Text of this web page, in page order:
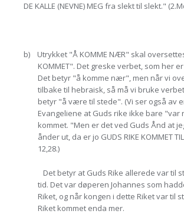
DE KALLE (NEVNE) MEG fra slekt til slekt."
b) Utrykket "Å KOMME NÆR" skal
KOMMET". Det greske verbet, som her
Det betyr "å komme nær", men når vi
tilbake til hebraisk, så må vi bruke
betyr "å være til stede". (Vi ser også av
Evangeliene at Guds rike ikke bare
kommet. "Men er det ved Guds Ånd at
ånder ut, da er jo GUDS RIKE KOMMET
12,28.)
Det betyr at Guds Rike allerede var til
tid. Det var døperen Johannes som
Riket, og når kongen i dette Riket var til
Riket kommet enda mer.